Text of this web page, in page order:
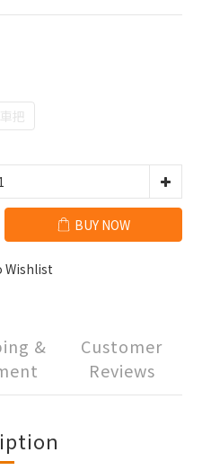
把
BUY NOW
Wishlist
&
Customer
Reviews